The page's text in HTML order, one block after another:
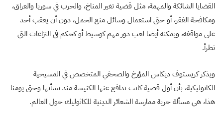
القضايا الشائكة والمهمة، مثل قضية تغير المناخ، والحرب في سوريا والعراق،
ومكافحة الفقر، أو حتى استعمال وسائل منع الحمل، دون أن يعقب أحد
على مواقفه، ويمكنه أيضا لعب دور مهم كوسيط أو كحكم في النزاعات التي
تطرأ.
ويذكر كريستوف ديكاس المؤرخ والصحفي المتخصص في المسيحية
الكاثوليكية، بأن أول قضية كانت تدافع عنها الكنيسة منذ نشأتها وحتى يومنا
هذا، هي مسألة حرية ممارسة الشعائر الدينية للكاثوليك حول العالم.